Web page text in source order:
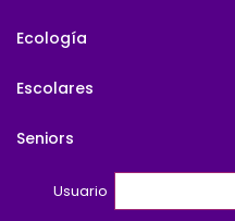
Ecología
Escolares
Seniors
Usuario